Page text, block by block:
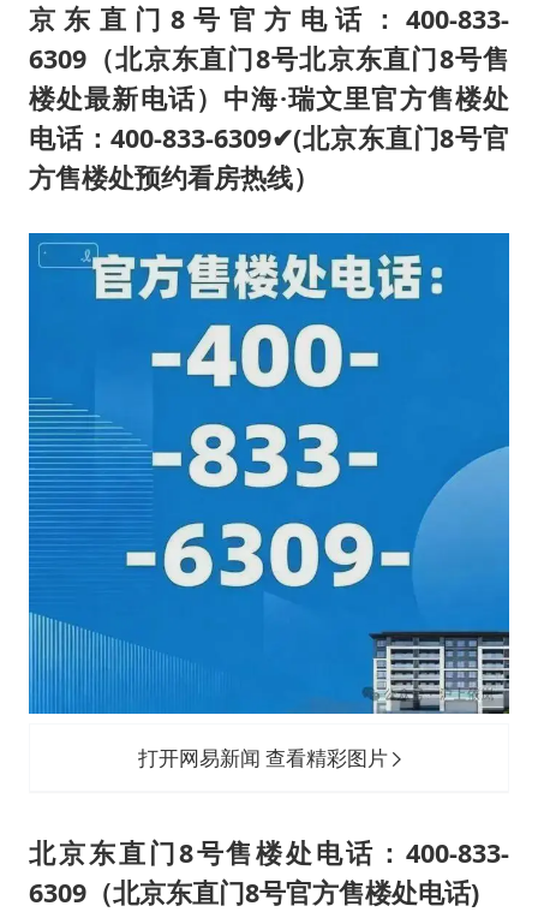
胡彦斌韩磊 谁帮谁
胡彦斌获《歌手2026》歌王
名创优品回应女子吐槽内裤质量差
我国外贸延续良好增长态势
夯实基础开新局
京东直门8号官方电话：400-833-
6309（北京东直门8号北京东直门8号售
楼处最新电话）中海·瑞文里官方售楼处
电话：400-833-6309✔(北京东直门8号官
方售楼处预约看房热线）
打开网易新闻 查看精彩图片
北京东直门8号售楼处电话：400-833-
6309（北京东直门8号官方售楼处电话)